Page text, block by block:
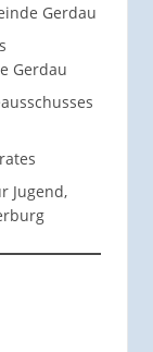
Gerdau
Gerdau
Jugend,